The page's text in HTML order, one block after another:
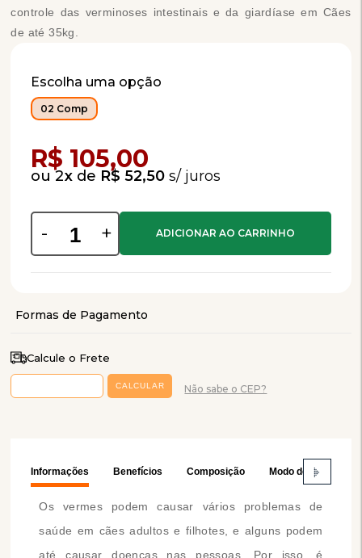
controle das verminoses intestinais e da giardíase em Cães
de até 35kg.
Escolha uma opção
02 Comp
R$ 105,00
2x de R$ 52,50
- +
Calcule o Frete
Não sabe o CEP?
Informações Benefícios Composição Modo de Usar
Os vermes podem causar vários problemas de
saúde em cães adultos e filhotes, e alguns podem
até causar doenças nas pessoas. Por isso, é